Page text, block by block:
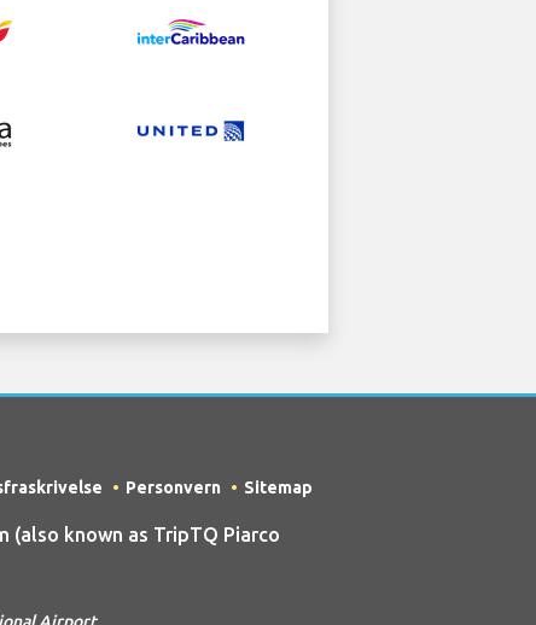
Personvern Sitemap
(also known as TripTQ Piarco